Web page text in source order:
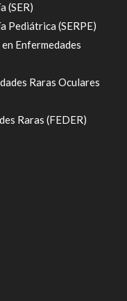
(SER)
Pediátrica (SERPE)
Enfermedades
Raras Oculares
Raras (FEDER)